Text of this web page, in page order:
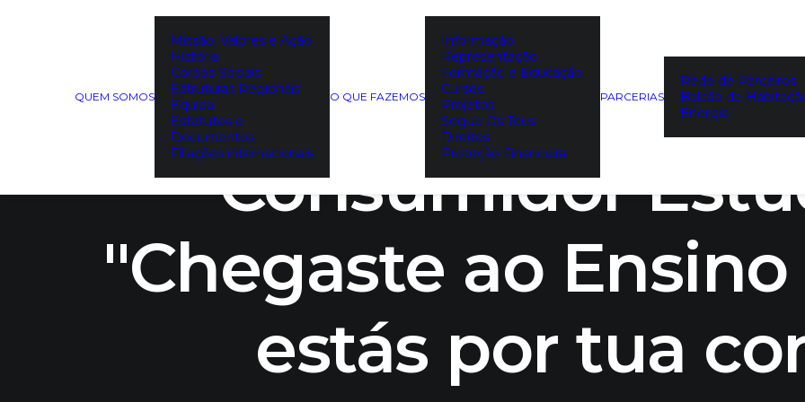
QUEM SOMOS
Missão, Valores e Ação
História
Corpos Sociais
Estruturas Regionais
Equipa
Estatutos e
Documentos
Filiações internacionais
O QUE FAZEMOS
Informação
Representação
Formação e Educação
Cursos
Projetos
Segue Os Teus
Direitos
Proteção Financeira
PARCERIAS
Rede de Parceiros
Balcão de
Energia
DECO lança
Consumidor
"Chegaste ao
estás por tua